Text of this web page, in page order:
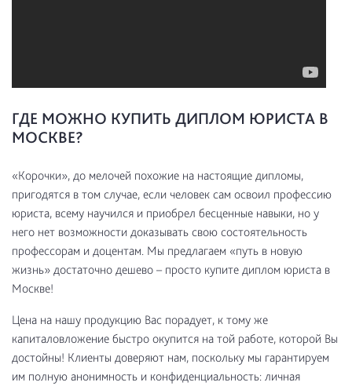
ГДЕ МОЖНО КУПИТЬ ДИПЛОМ ЮРИСТА В
МОСКВЕ?
«Корочки», до мелочей похожие на настоящие дипломы,
пригодятся в том случае, если человек сам освоил профессию
юриста, всему научился и приобрел бесценные навыки, но у
него нет возможности доказывать свою состоятельность
профессорам и доцентам. Мы предлагаем «путь в новую
жизнь» достаточно дешево – просто купите диплом юриста в
Москве!
Цена на нашу продукцию Вас порадует, к тому же
капиталовложение быстро окупится на той работе, которой Вы
достойны! Клиенты доверяют нам, поскольку мы гарантируем
им полную анонимность и конфиденциальность: личная